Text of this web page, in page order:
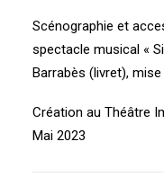
Scénographie et
spectacle musical «
Barrabès (livret),
Création au Théâtre
Mai 2023